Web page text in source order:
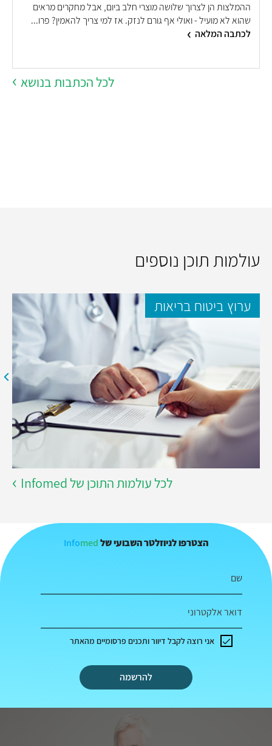
ההמלצות הן לצרוך שלושה מוצרי חלב ביום, אבל מחקרים מראים
שהוא לא מועיל - ואולי אף גורם לנזק. אז למי צריך להאמין? פרו...
לכתבה המלאה
לכל הכתבות בנושא
עולמות תוכן נוספים
ערוץ ביטוח בריאות
לכל עולמות התוכן של Infomed
הצטרפו לניוזלטר השבועי של Infomed
שם
דואר אלקטרוני
להרשמה
אני רוצה לקבל דיוור ותכנים פרסומיים מהאתר